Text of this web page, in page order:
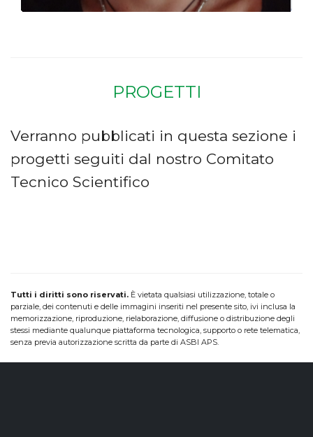
PROGETTI
Verranno pubblicati in questa sezione i
progetti seguiti dal nostro Comitato
Tecnico Scientifico
Tutti i diritti sono riservati. È vietata qualsiasi utilizzazione, totale o
parziale, dei contenuti e delle immagini inseriti nel presente sito, ivi inclusa la
memorizzazione, riproduzione, rielaborazione, diffusione o distribuzione degli
stessi mediante qualunque piattaforma tecnologica, supporto o rete telematica,
senza previa autorizzazione scritta da parte di ASBI APS.